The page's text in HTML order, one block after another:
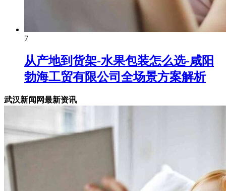
7
从产地到货架-水果包装怎么选-咸阳
勃海工贸有限公司全场景方案解析
武汉新闻网最新资讯